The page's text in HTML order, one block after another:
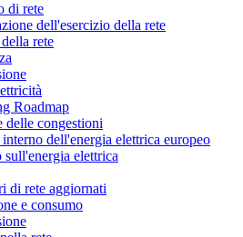
di rete
dell'esercizio della rete
rete
Roadmap
delle congestioni
dell'energia elettrica europeo
sull'energia elettrica
di rete aggiornati
e consumo